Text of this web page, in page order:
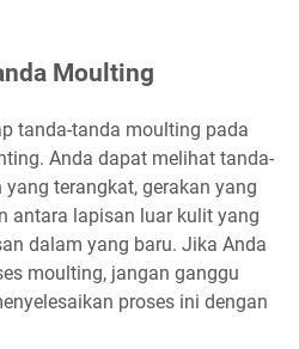
Moulting
tanda-tanda moulting pada
Anda dapat melihat tanda-
terangkat, gerakan yang
antara lapisan luar kulit yang
dalam yang baru. Jika Anda
moulting, jangan ganggu
proses ini dengan